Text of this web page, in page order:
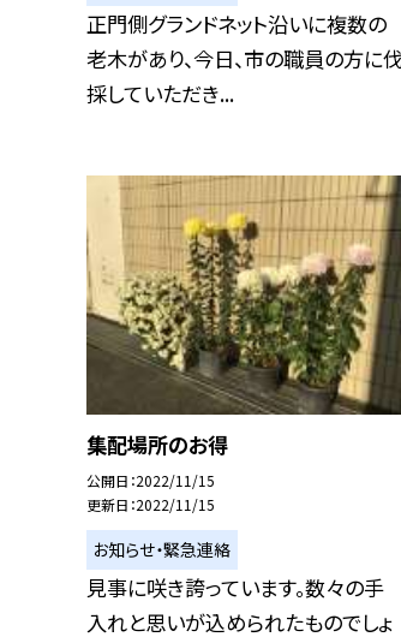
正門側グランドネット沿いに複数の
老木があり、今日、市の職員の方に伐
採していただき...
集配場所のお得
公開日 2022/11/15
更新日 2022/11/15
お知らせ・緊急連絡
見事に咲き誇っています。数々の手
入れと思いが込められたものでしょ